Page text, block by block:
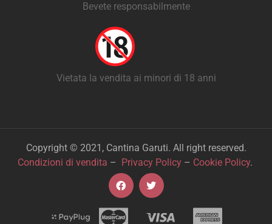
Bevete responsabilmente
Vietata la vendita ai minori di 18 anni
Copyright © 2021, Cantina Garuti. All right reserved.
Condizioni di vendita – Privacy Policy– Cookie Policy.